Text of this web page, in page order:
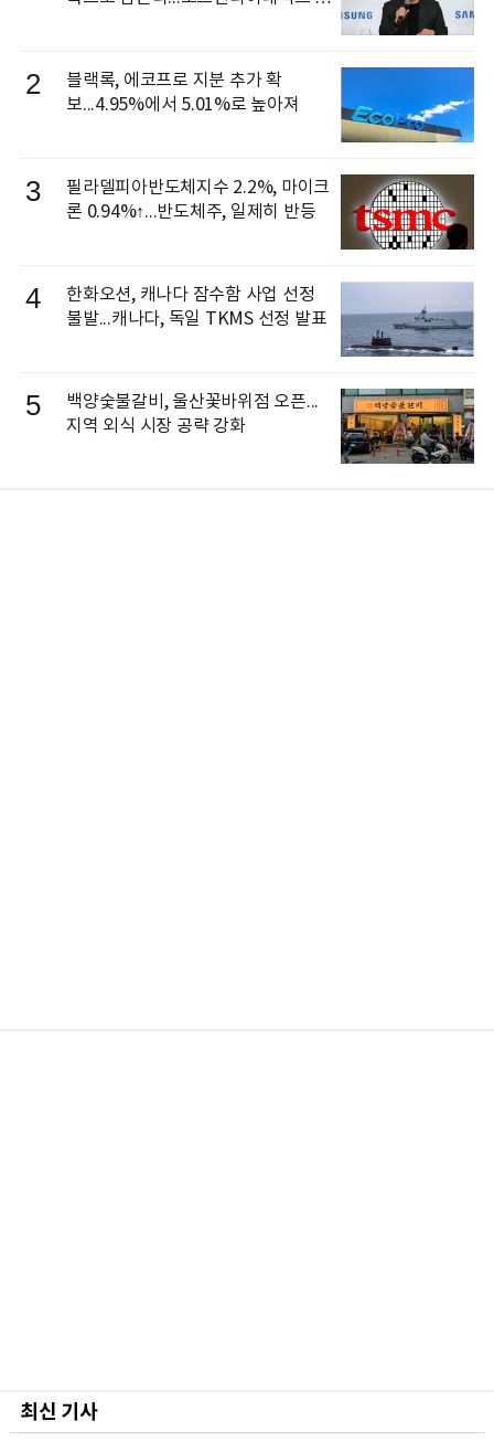
2
블랙록, 에코프로 지분 추가 확
보...4.95%에서 5.01%로 높아져
3
필라델피아반도체지수 2.2%, 마이크
론 0.94%↑...반도체주, 일제히 반등
4
한화오션, 캐나다 잠수함 사업 선정
불발...캐나다, 독일 TKMS 선정 발표
5
백양숯불갈비, 울산꽃바위점 오픈...
지역 외식 시장 공략 강화
최신 기사